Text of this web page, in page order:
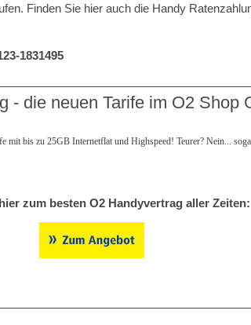
Finden Sie hier auch die Handy
1831495
- die neuen Tarife im O2 Shop
mit bis zu 25GB Internetflat und Highspeed! Teurer? Nein...
zum besten O2 Handyvertrag aller Zeiten: